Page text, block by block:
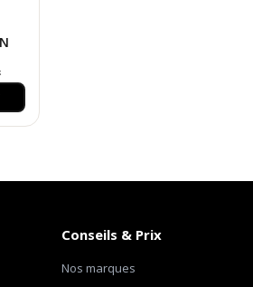
Conseils & Prix
Nos marques